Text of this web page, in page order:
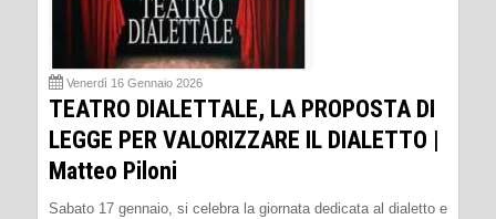
Venerdì 16 Gennaio 2026
TEATRO DIALETTALE, LA PROPOSTA DI
LEGGE PER VALORIZZARE IL DIALETTO |
Matteo Piloni
Sabato 17 gennaio, si celebra la giornata dedicata al dialetto e